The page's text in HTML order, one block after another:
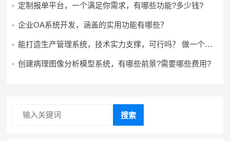
定制报单平台，一个满足你需求，有哪些功能?多少钱?
企业OA系统开发，涵盖的实用功能有哪些？
能打造生产管理系统，技术实力支撑，可行吗？ 做一个高
统，资源充足的情况下可以做吗？
创建病理图像分析模型系统，有哪些前景?需要哪些费用?
搜索